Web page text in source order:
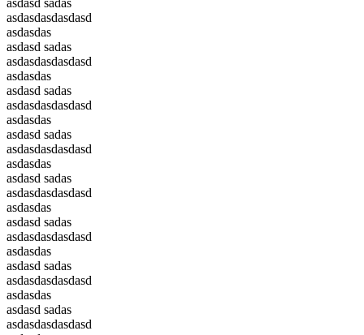
asdasd sadas
asdasdasdasdasd
asdasdas
asdasd sadas
asdasdasdasdasd
asdasdas
asdasd sadas
asdasdasdasdasd
asdasdas
asdasd sadas
asdasdasdasdasd
asdasdas
asdasd sadas
asdasdasdasdasd
asdasdas
asdasd sadas
asdasdasdasdasd
asdasdas
asdasd sadas
asdasdasdasdasd
asdasdas
asdasd sadas
asdasdasdasdasd